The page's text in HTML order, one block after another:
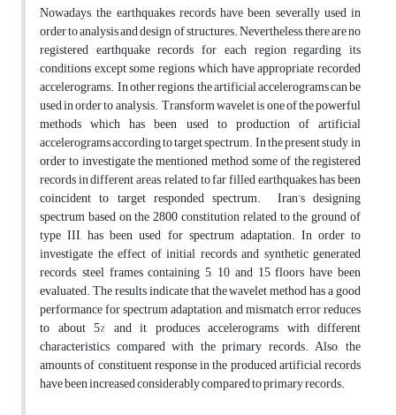
Nowadays, the earthquakes records have been severally used in
order to analysis and design of structures. Nevertheless, there are no
registered earthquake records for each region regarding its
conditions except some regions which have appropriate recorded
accelerograms. In other regions, the artificial accelerograms can be
used in order to analysis. Transform wavelet is one of the powerful
methods which has been used to production of artificial
accelerograms according to target spectrum. In the present study, in
order to investigate the mentioned method, some of the registered
records in different areas, related to far filled earthquakes, has been
coincident to target responded spectrum. Iran’s designing
spectrum based on the 2800 constitution related to the ground of
type III, has been used for spectrum adaptation. In order to
investigate the effect of initial records and synthetic generated
records, steel frames containing 5, 10 and 15 floors have been
evaluated. The results indicate that the wavelet method has a good
performance for spectrum adaptation, and mismatch error reduces
to about 5% and it produces accelerograms with different
characteristics compared with the primary records. Also, the
amounts of constituent response in the produced artificial records
have been increased considerably compared to primary records.